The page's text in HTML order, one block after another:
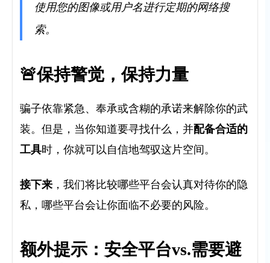
使用您的图像或用户名进行定期的网络搜
索。
🚨保持警觉，保持力量
骗子依靠紧急、奉承或含糊的承诺来解除你的武
装。但是，当你知道要寻找什么 ， 并配备合适的
工具时，你就可以自信地驾驭这片空间。
接下来 ， 我们将比较哪些平台会认真对待你的隐
私，哪些平台会让你面临不必要的风险。
额外提示：安全平台vs.需要避